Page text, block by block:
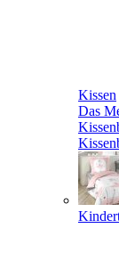
Kissen
Das